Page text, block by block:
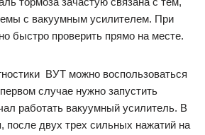
с вакуумным усилителем. При
быстро проверить прямо на месте.
ВУТ можно воспользоваться
случае нужно запустить
работать вакуумный усилитель. В
после двух трех сильных нажатий на